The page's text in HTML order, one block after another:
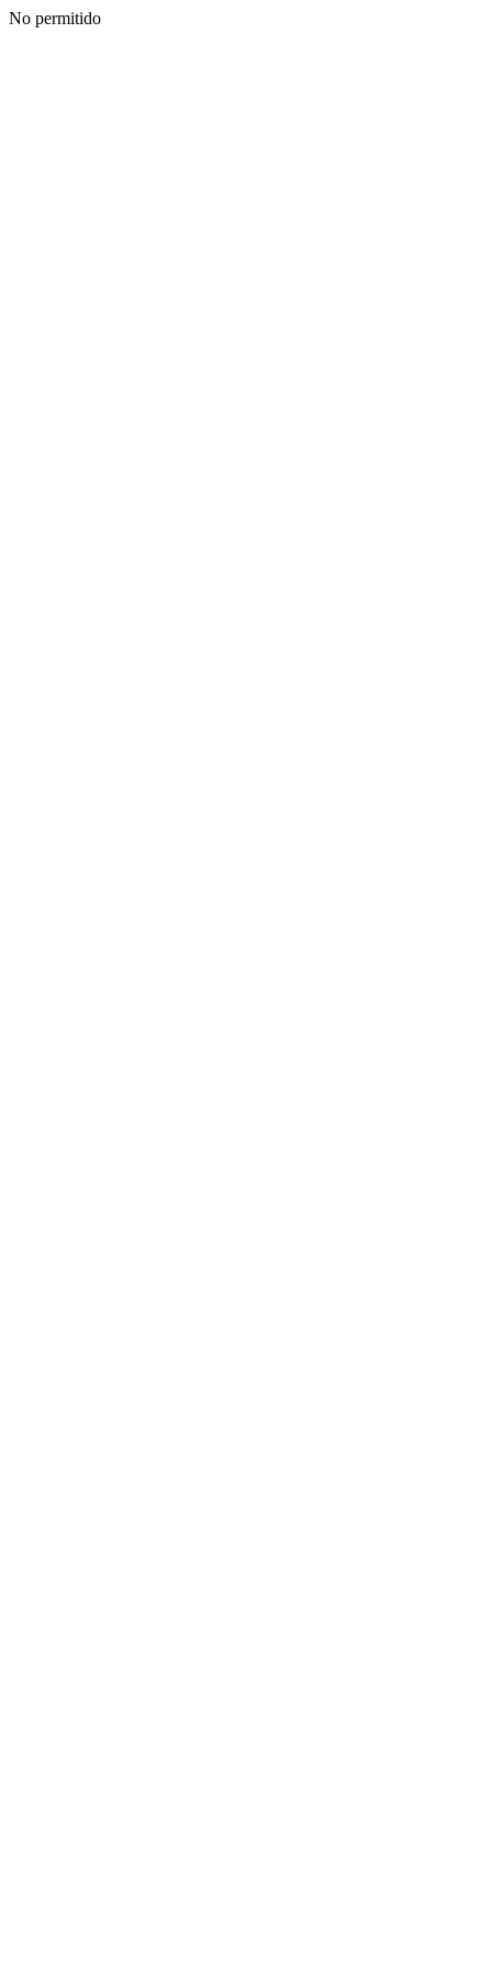
No permitido